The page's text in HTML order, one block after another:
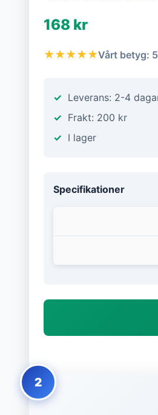
168 kr
★★★★★Vårt betyg:
Leverans: 2-4
Frakt: 200 kr
I lager
Specifikationer
2